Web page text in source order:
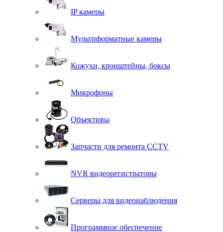
IP камеры
Мультиформатные камеры
Кожухи, кронштейны, боксы
Микрофоны
Объективы
Запчасти для ремонта CCTV
NVR видеорегистраторы
Серверы для видеонаблюдения
Программное обеспечение